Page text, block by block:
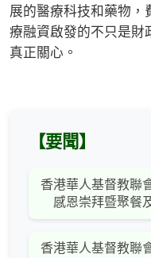
展的醫療科技和藥物，
療融資啟發的不只是財
真正關心。
【要聞】
香港華人基督教聯
感恩崇拜暨聚餐
香港華人基督教聯